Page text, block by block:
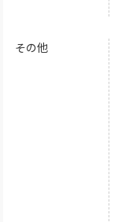
その他